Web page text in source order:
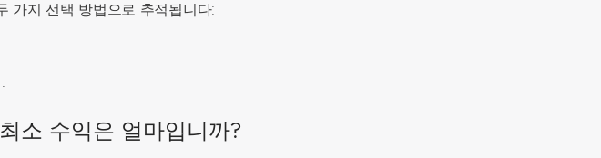
가지 선택 방법으로 추적됩니다:
소 수익은 얼마입니까?